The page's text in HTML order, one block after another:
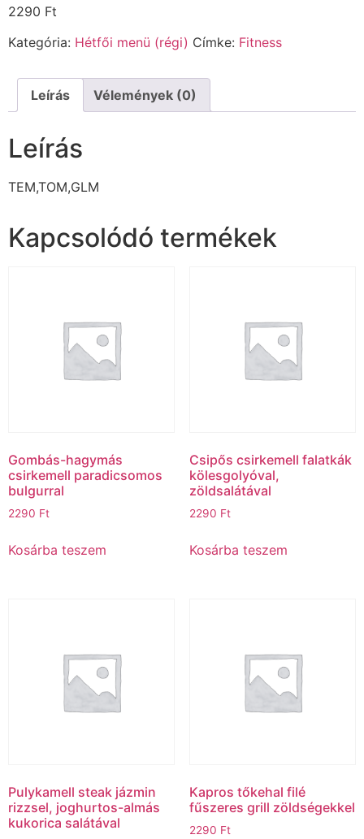
2290 Ft
Kategória: Hétfői menü (régi) Címke: Fitness
Leírás Vélemények (0)
Leírás
TEM,TOM,GLM
Kapcsolódó termékek
Gombás-hagymás
csirkemell paradicsomos
bulgurral
2290 Ft
Kosárba teszem
Csipős csirkemell falatkák
kölesgolyóval,
zöldsalátával
2290 Ft
Kosárba teszem
Pulykamell steak jázmin
rizzsel, joghurtos-almás
kukorica salátával
Kapros tőkehal filé
fűszeres grill zöldségekkel
2290 Ft